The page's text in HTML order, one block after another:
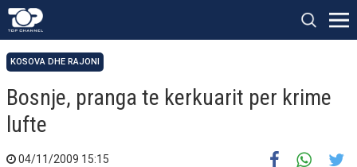
KOSOVA DHE RAJONI
Bosnje, pranga te kerkuarit per krime
lufte
04/11/2009 15:15